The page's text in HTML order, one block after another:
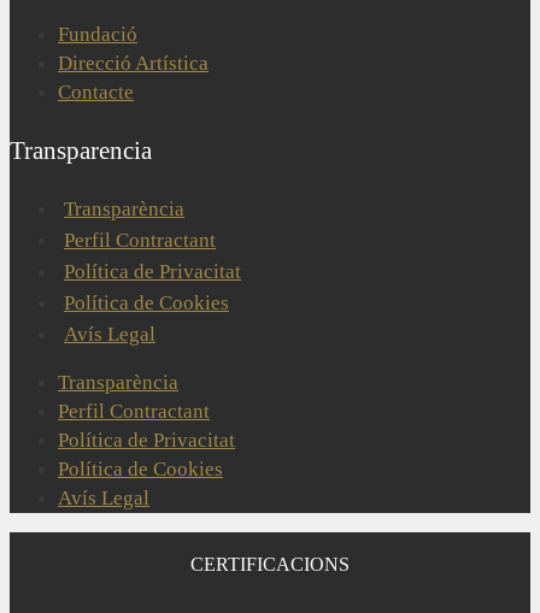
Fundació
Direcció Artística
Contacte
Transparencia
Transparència
Perfil Contractant
Política de Privacitat
Política de Cookies
Avís Legal
Transparència
Perfil Contractant
Política de Privacitat
Política de Cookies
Avís Legal
CERTIFICACIONS